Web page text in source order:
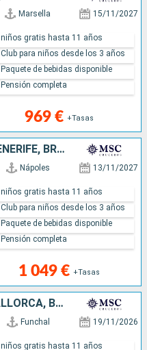
Marsella 15/11/2027
969 € +Tasas
niños gratis hasta 11 años
Club para niños desde los 3 años
Paquete de bebidas disponible
Pensión completa
ITALIA, FRANCIA, ESPAÑA, TENERIFE, BRASIL
Nápoles 13/11/2027
1 049 € +Tasas
niños gratis hasta 11 años
Club para niños desde los 3 años
Paquete de bebidas disponible
Pensión completa
PORTUGAL, LANZAROTE, MALLORCA, BRASIL
Funchal 19/11/2026
niños gratis hasta 11 años